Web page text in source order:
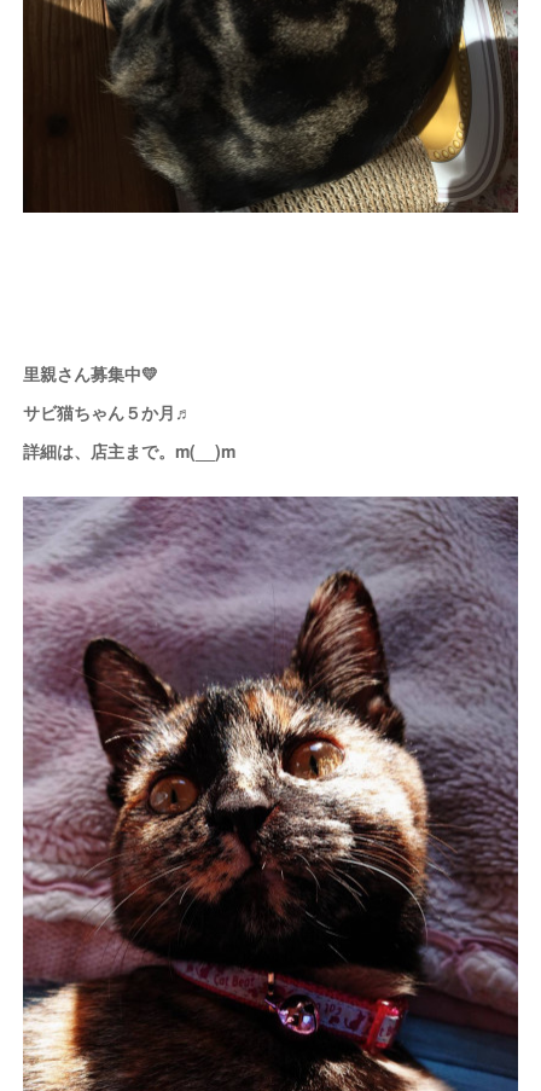
里親さん募集中💛
サビ猫ちゃん５か月♬
詳細は、店主まで。m(__)m